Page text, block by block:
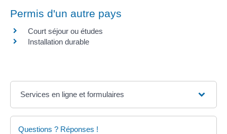
Permis d'un autre pays
Court séjour ou études
Installation durable
Services en ligne et formulaires
Questions ? Réponses !